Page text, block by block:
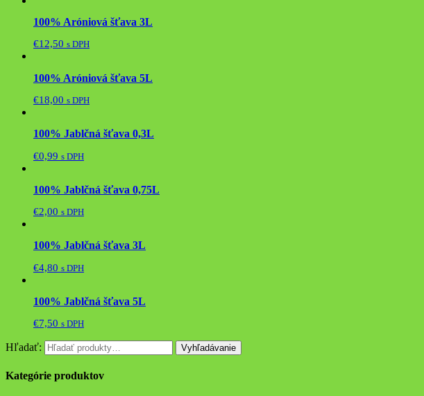
100% Aróniová šťava 3L
€12,50 s DPH
100% Aróniová šťava 5L
€18,00 s DPH
100% Jablčná šťava 0,3L
€0,99 s DPH
100% Jablčná šťava 0,75L
€2,00 s DPH
100% Jablčná šťava 3L
€4,80 s DPH
100% Jablčná šťava 5L
€7,50 s DPH
Hľadať: Vyhľadávanie
Kategórie produktov